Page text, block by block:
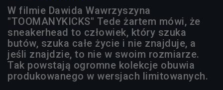
W filmie Dawida Wawrzyszyna
"TOOMANYKICKS" Tede żartem mówi, że
sneakerhead to człowiek, który szuka
butów, szuka całe życie i nie znajduje, a
jeśli znajdzie, to nie w swoim rozmiarze.
Tak powstają ogromne kolekcje obuwia
produkowanego w wersjach limitowanych.